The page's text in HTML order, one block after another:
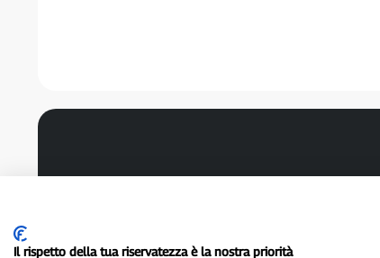
Il rispetto della tua riservatezza è la nostra priorità